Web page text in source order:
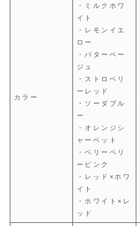
カラー
・ミルクホワ
イト
・レモンイエ
ロー
・バターベー
ジュ
・ストロベリ
ーレッド
・ソーダブル
ー
・オレンジシ
ャーベット
・ベリーベリ
ーピンク
・レッド×ホワ
イト
・ホワイト×レ
ッド